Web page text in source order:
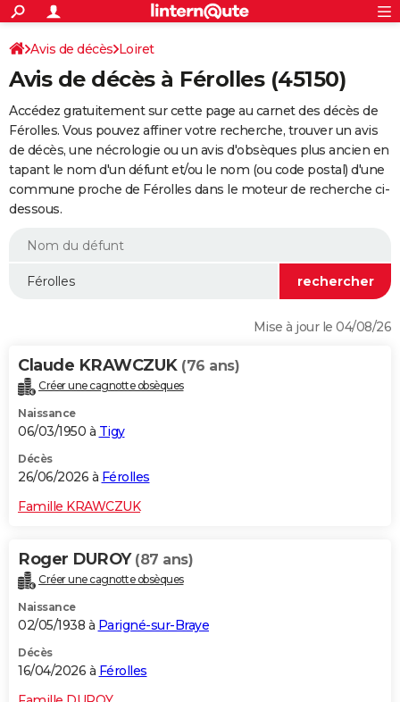
ACTUALITÉS
Politique
Société
Faits Divers
Education
Monde
Villes
+
SPORT
Coupe du monde 2026
Football
Tennis
Cyclisme
Rugby
Forum
Programme TV
TNT
Streaming
Cinéma
Sorties cinéma
Musique
+
FINANCE
Retraite
Epargne
Immobilier
Risques naturels par ville
Assurance
AUTO
Essais
Réserver un essai
Citadines
Berlines
SUV
Forum auto
+
HIGH-TECH
BRICOLAGE
WEEK-END
Alimentation
Guide de la santé
Maladies
Médicaments
Sommeil
VOYAGE
Destinations
City break
Voyage nature
Voyage de noces
Forum
Climat
+PHOTO
GUIDES D'ACHAT
Carte de Noël
Carte Bonne année
Carte Saint-Valentin
Carte Pâques
Carte d'anniversaire
DICTIONNAIRE
Dictionnaire
Biographies
Citations
Expressions
Proverbes
PROGRAMME TV
S'inscrire
Se connecter
Lycées
Collèges
Primaires
Universités
Entreprises
Service militaire
Avis de recherche
AVIS DE DÉCÈS
Avis de décès Loiret
Avis de décès à Férolles (45150)
Accédez gratuitement sur cette page au carnet des décès de
Férolles. Vous pouvez affiner votre recherche, trouver un avis
de décès, une nécrologie ou un avis d'obsèques plus ancien en
tapant le nom d'un défunt et/ou le nom (ou code postal) d'une
commune proche de Férolles dans le moteur de recherche ci-
dessous.
Mise à jour le 04/08/26
Claude KRAWCZUK (76 ans)
Créer une cagnotte obsèques
Naissance
06/03/1950 à Tigy
Décès
26/06/2026 à Férolles
Famille KRAWCZUK
Roger DUROY (87 ans)
Créer une cagnotte obsèques
Naissance
02/05/1938 à Parigné-sur-Braye
Décès
16/04/2026 à Férolles